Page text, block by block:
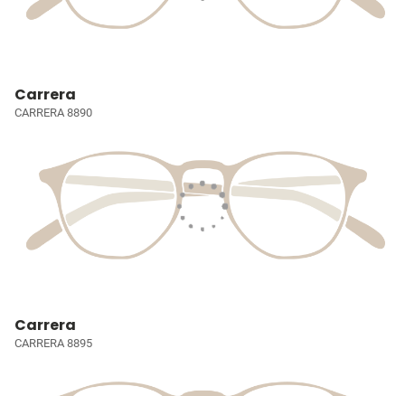
Carrera
CARRERA 8890
Carrera
CARRERA 8895